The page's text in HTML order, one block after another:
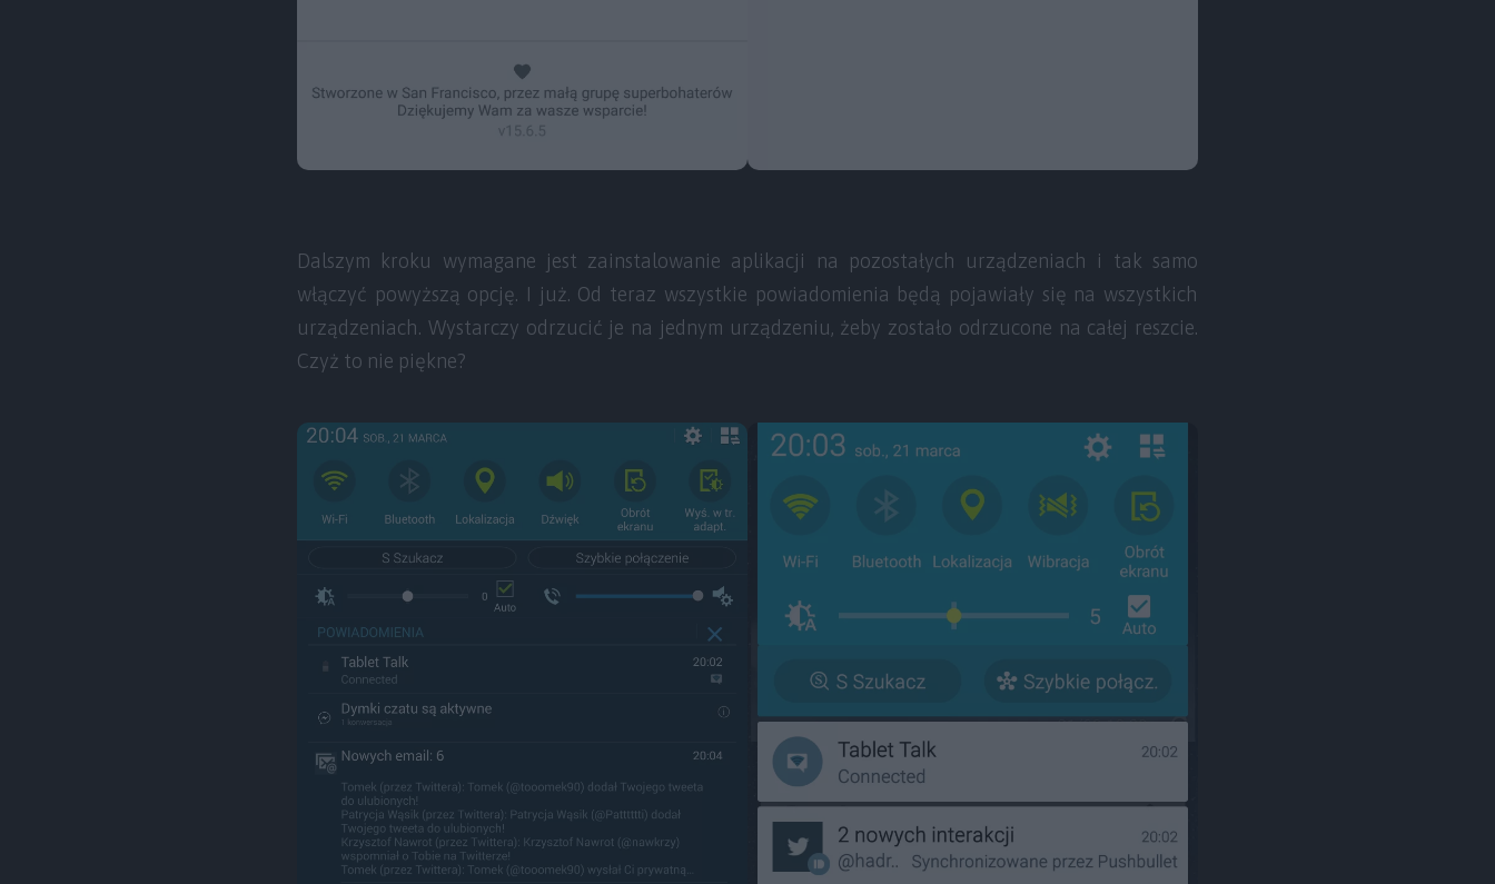
Dalszym kroku wymagane jest zainstalowanie aplikacji na pozostałych urządzeniach i tak samo
włączyć powyższą opcję. I już. Od teraz wszystkie powiadomienia będą pojawiały się na wszystkich
urządzeniach. Wystarczy odrzucić je na jednym urządzeniu, żeby zostało odrzucone na całej reszcie.
Czyż to nie piękne?